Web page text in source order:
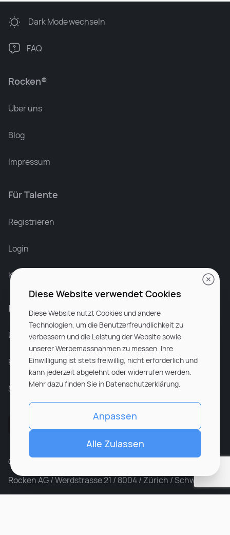
Rocken®
Über uns
Blog
Impressum
Für Talente
Registrieren
Login
Karriere bei Rocken
Für Unternehmen
Unsere Dienstleistungen
Partnerunternehmen
Sitemap
Dark Modewechseln
FAQ
© ROCKEN 2026. All rights reserved
Rocken AG / Werdstrasse 21 / 8004 / Zürich / Schweiz
Diese Website verwendet Cookies
Diese Website nutzt Cookies und andere
Technologien, um die Benutzerfreundlichkeit zu
verbessern und die Leistung der Website sowie
unserer Werbemassnahmen zu messen. Ihre
Einwilligung ist stets freiwillig, nicht erforderlich und
kann jederzeit abgelehnt oder widerrufen werden.
Mehr dazu finden Sie in Datenschutzerklärung.
Anpassen
Alle Zulassen